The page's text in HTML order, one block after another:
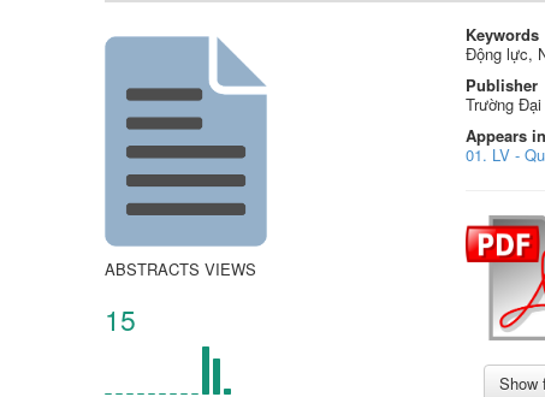
ABSTRACTS VIEWS
15
Keywords
Động lực,
Publisher
Trường
Appears
01. LV -
Show